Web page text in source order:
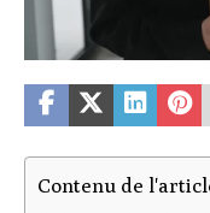
Contenu de